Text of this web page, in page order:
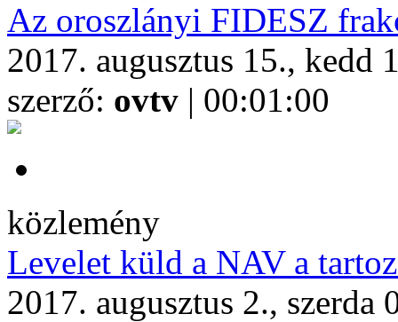
Az oroszlányi FIDESZ
2017. augusztus 15., kedd
szerző: ovtv | 00:01:00
közlemény
Levelet küld a NAV a
2017. augusztus 2., szerda